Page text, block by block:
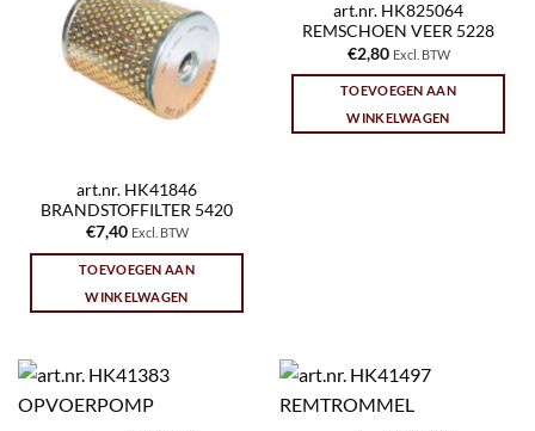
art.nr. HK41846
BRANDSTOFFILTER 5420
€7,40 Excl. BTW
TOEVOEGEN AAN
WINKELWAGEN
art.nr. HK825064
REMSCHOEN VEER 5228
€2,80 Excl. BTW
TOEVOEGEN AAN
WINKELWAGEN